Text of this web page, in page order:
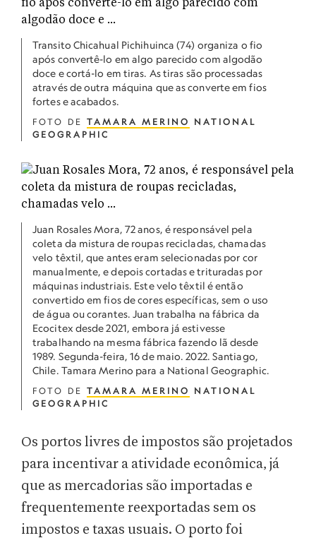
Transito Chicahual Pichihuinca (74) organiza o fio
após convertê-lo em algo parecido com algodão
doce e cortá-lo em tiras. As tiras são processadas
através de outra máquina que as converte em fios
fortes e acabados.
FOTO DE TAMARA MERINO
NATIONAL
GEOGRAPHIC
Juan Rosales Mora, 72 anos, é responsável pela
coleta da mistura de roupas recicladas, chamadas
velo têxtil, que antes eram selecionadas por cor
manualmente, e depois cortadas e trituradas por
máquinas industriais. Este velo têxtil é então
convertido em fios de cores específicas, sem o uso
de água ou corantes. Juan trabalha na fábrica da
Ecocitex desde 2021, embora já estivesse
trabalhando na mesma fábrica fazendo lã desde
1989. Segunda-feira, 16 de maio. 2022. Santiago,
Chile. Tamara Merino para a National Geographic.
FOTO DE TAMARA MERINO
NATIONAL
GEOGRAPHIC
Os portos livres de impostos são projetados
para incentivar a atividade econômica, já
que as mercadorias são importadas e
frequentemente reexportadas sem os
impostos e taxas usuais. O porto foi